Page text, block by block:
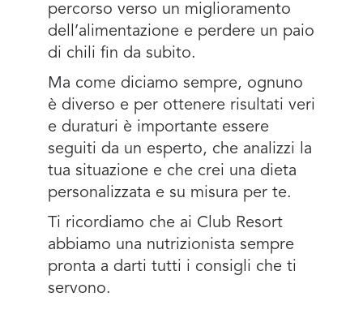
percorso verso un miglioramento
dell’alimentazione e perdere un paio
di chili fin da subito.
Ma come diciamo sempre, ognuno
è diverso e per ottenere risultati veri
e duraturi è importante essere
seguiti da un esperto, che analizzi la
tua situazione e che crei una dieta
personalizzata e su misura per te.
Ti ricordiamo che ai Club Resort
abbiamo una nutrizionista sempre
pronta a darti tutti i consigli che ti
servono.